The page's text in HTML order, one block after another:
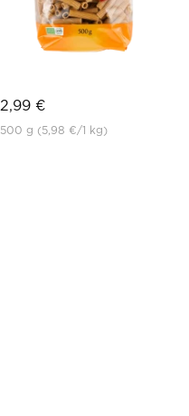
2,99 €
500 g (5,98 €/1 kg)